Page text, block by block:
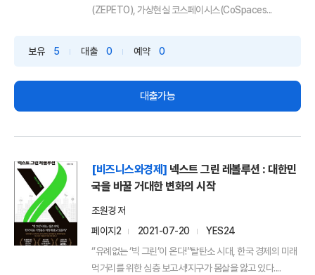
(ZEPETO), 가상현실 코스페이시스(CoSpaces...
보유 5 대출 0 예약 0
대출가능
[비즈니스와경제] 넥스트 그린 레볼루션 : 대한민
국을 바꿀 거대한 변화의 시작
조원경 저
페이지2
2021-07-20
YES24
“유례없는 ‘빅 그린’이 온다!”탈탄소 시대, 한국 경제의 미래
먹거리를 위한 심층 보고서!지구가 몸살을 앓고 있다....